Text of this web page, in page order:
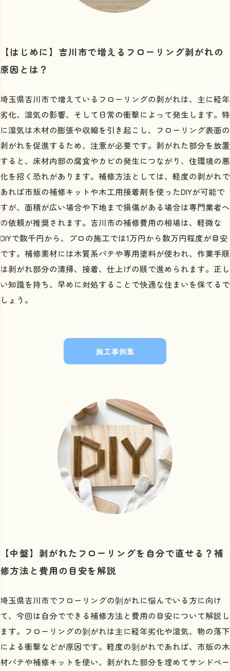
たい補修の基本知識
【はじめに】吉川市で増えるフローリング剥がれの
原因とは？
埼玉県吉川市で増えているフローリングの剥がれは、主に経年
劣化、湿気の影響、そして日常の衝撃によって発生します。特
に湿気は木材の膨張や収縮を引き起こし、フローリング表面の
剥がれを促進するため、注意が必要です。剥がれた部分を放置
すると、床材内部の腐食やカビの発生につながり、住環境の悪
化を招く恐れがあります。補修方法としては、軽度の剥がれで
あれば市販の補修キットや木工用接着剤を使ったDIYが可能で
すが、面積が広い場合や下地まで損傷がある場合は専門業者へ
の依頼が推奨されます。吉川市の補修費用の相場は、軽微な
DIYで数千円から、プロの施工では1万円から数万円程度が目安
です。補修素材には木質系パテや専用塗料が使われ、作業手順
は剥がれ部分の清掃、接着、仕上げの順で進められます。正し
い知識を持ち、早めに対処することで快適な住まいを保てるで
しょう。
施工事例集
【中盤】剥がれたフローリングを自分で直せる？補
修方法と費用の目安を解説
埼玉県吉川市でフローリングの剝がれに悩んでいる方に向け
て、今回は自分でできる補修方法と費用の目安について解説し
ます。フローリングの剝がれは主に経年劣化や湿気、物の落下
による衝撃などが原因です。軽度の剝がれであれば、市販の木
材パテや補修キットを使い、剥がれた部分を埋めてサンドペー